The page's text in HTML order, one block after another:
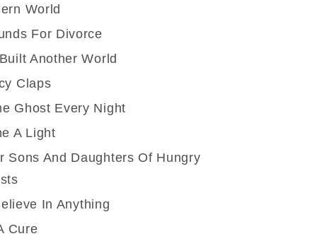
World
For Divorce
Another World
Claps
Ghost Every Night
A Light
Sons And Daughters Of Hungry
In Anything
Cure